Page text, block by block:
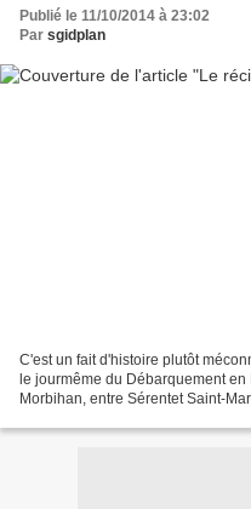
Publié le 11/10/2014 à 23:02
Par sgidplan
C'est un fait d'histoire plutôt
le jourmême du Débarquement
Morbihan, entre Sérentet Saint-